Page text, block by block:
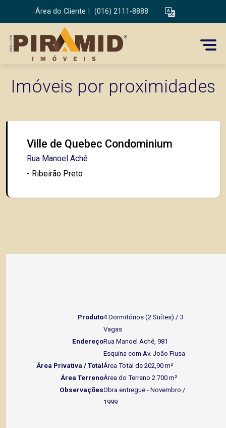
Área do Cliente (016) 2111-8888
Imóveis por proximidades
Ville de Quebec Condominium
Rua Manoel Achê
- Ribeirão Preto
Produto4 Dormitórios (2 Suítes) / 3
Vagas
EndereçoRua Manoel Achê, 981
Esquina com Av. João Fiusa
Área Privativa / Total Área Total de 202,90 m²
Área TerrenoÁrea do Terreno 2.700 m²
ObservaçõesObra entregue - Novembro /
1999